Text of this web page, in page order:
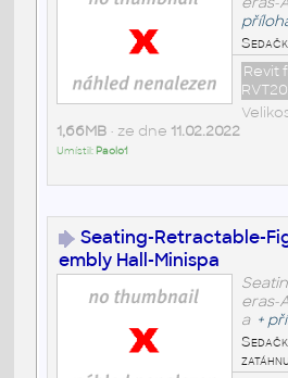
Revit
1,66MB• ze dne 11.02.2022
Umístil: Paolo1
Seating-Retractable-
embly Hall-Minispa
eras-
a +